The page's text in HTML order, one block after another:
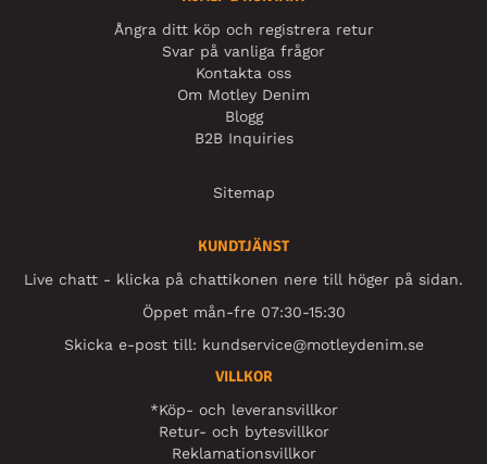
Ångra ditt köp och registrera retur
Svar på vanliga frågor
Kontakta oss
Om Motley Denim
Blogg
B2B Inquiries
Sitemap
KUNDTJÄNST
Live chatt - klicka på chattikonen nere till höger på sidan.
Öppet mån-fre 07:30-15:30
Skicka e-post till: kundservice@motleydenim.se
VILLKOR
*Köp- och leveransvillkor
Retur- och bytesvillkor
Reklamationsvillkor